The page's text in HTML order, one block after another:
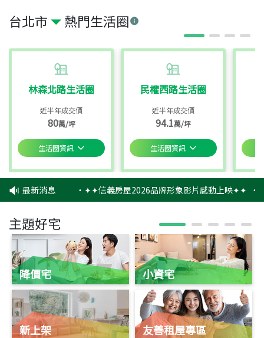
台北市 熱門生活圈
林森北路生活圈
近半年成交價
80萬/坪
生活圈資訊
民權西路生活圈
近半年成交價
94.1萬/坪
生活圈資訊
最新消息 ‧✦✦信義房屋2026品牌形象影片感動上映✦✦ ‧
主題好宅
降價宅
新上架
小資宅
友善租屋專區